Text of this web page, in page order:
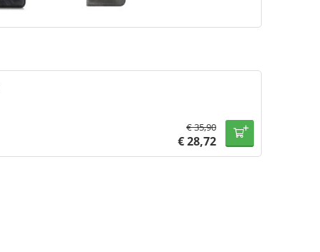
€35,90
€28,72